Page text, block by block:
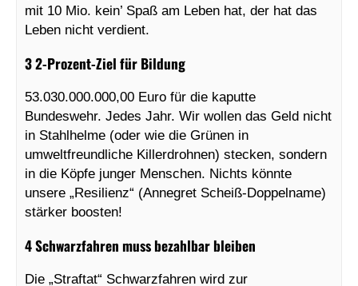
mit 10 Mio. kein’ Spaß am Leben hat, der hat das
Leben nicht verdient.
3 2-Prozent-Ziel für Bildung
53.030.000.000,00 Euro für die kaputte
Bundeswehr. Jedes Jahr. Wir wollen das Geld nicht
in Stahlhelme (oder wie die Grünen in
umweltfreundliche Killerdrohnen) stecken, sondern
in die Köpfe junger Menschen. Nichts könnte
unsere „Resilienz“ (Annegret Scheiß-Doppelname)
stärker boosten!
4 Schwarzfahren muss bezahlbar bleiben
Die „Straftat“ Schwarzfahren wird zur